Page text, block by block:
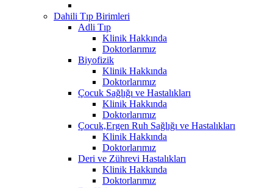
Dahili Tıp Birimleri
Adli Tıp
Klinik Hakkında
Doktorlarımız
Biyofizik
Klinik Hakkında
Doktorlarımız
Çocuk Sağlığı ve Hastalıkları
Klinik Hakkında
Doktorlarımız
Çocuk,Ergen Ruh Sağlığı ve Hastalıkları
Klinik Hakkında
Doktorlarımız
Deri ve Zührevi Hastalıkları
Klinik Hakkında
Doktorlarımız